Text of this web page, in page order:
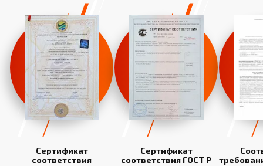
Сертификат
соответствия
Сертификат
соответствия ГОСТ Р